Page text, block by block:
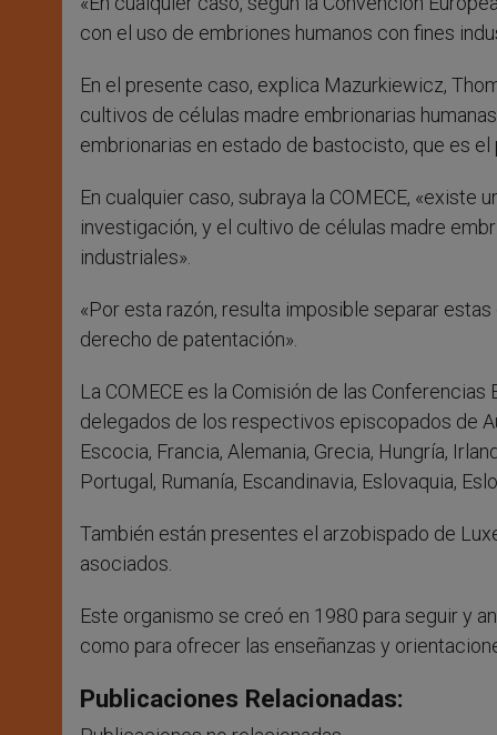
con el uso de embriones humanos con fines
En el presente caso, explica Mazurkiewicz,
cultivos de células madre embrionarias
embrionarias en estado de bastocisto, que es
En cualquier caso, subraya la COMECE,
investigación, y el cultivo de células madre
industriales».
«Por esta razón, resulta imposible separar
derecho de patentación».
La COMECE es la Comisión de las
delegados de los respectivos episcopados de
Escocia, Francia, Alemania, Grecia, Hungría,
Portugal, Rumanía, Escandinavia, Eslovaquia,
También están presentes el arzobispado de
asociados.
Este organismo se creó en 1980 para seguir y
como para ofrecer las enseñanzas y
Publicaciones Relacionadas: